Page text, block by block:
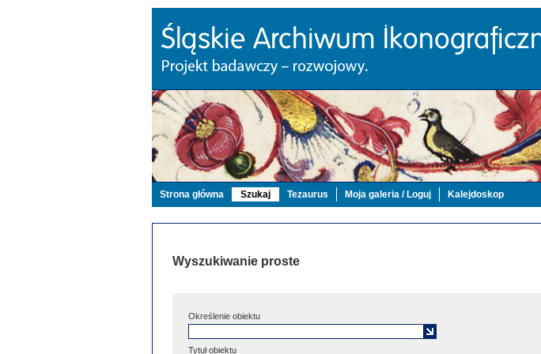
Strona główna Szukaj Tezaurus Moja galeria / Loguj Kalejdoskop
Wyszukiwanie proste
Określenie obiektu
Tytuł obiektu